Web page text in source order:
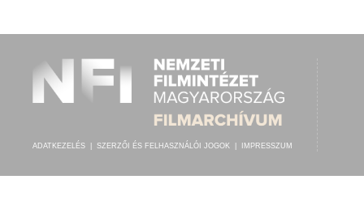
ADATKEZELÉS SZERZŐI ÉS FELHASZNÁLÓI JOGOK IMPRESSZUM